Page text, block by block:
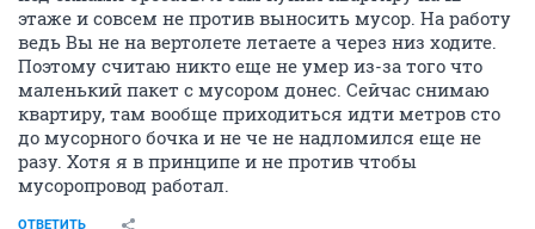
T
junior
22 октября 2009 alex_from_apt351
Я почему про мусор под балконами вспомнил, когда собака у меня
была гуляли под разными домами, так удивительную вещь заметил,
во дворах некоторых, мусор бытовой лежал под окнами иногда даже в
мешках для мусора! Полюбому это из-за того что мусоропровод не
работал! А если он засоряется и его вовремя не чистят так это вопрос
к тем кто отвечает за его уборку. Если будут его вовремя чистить, а не